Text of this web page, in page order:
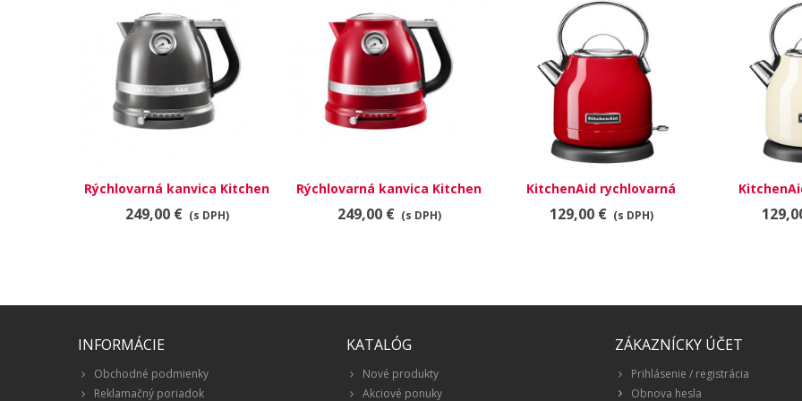
Rýchlovarná kanvica Kitchen
Aid, strieborná šedá
249,00 € (s DPH)
Rýchlovarná kanvica Kitchen
Aid, kráľovská červená
249,00 € (s DPH)
KitchenAid rychlovarná
konvice 5KEK1222EER
královská červená
129,00 € (s DPH)
konvice
INFORMÁCIE
Obchodné podmienky
Reklamačný poriadok
KATALÓG
Nové produkty
Akciové ponuky
ZÁKAZNÍCKY ÚČET
Prihlásenie / registrácia
Obnova hesla